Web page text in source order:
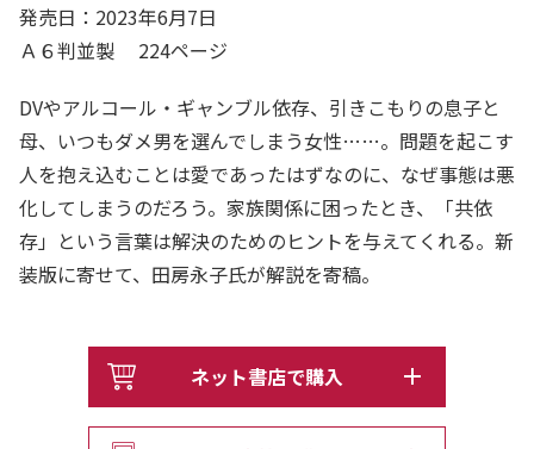
発売日：2023年6月7日
Ａ６判並製 224ページ
DVやアルコール・ギャンブル依存、引きこもりの息子と
母、いつもダメ男を選んでしまう女性……。問題を起こす
人を抱え込むことは愛であったはずなのに、なぜ事態は悪
化してしまうのだろう。家族関係に困ったとき、「共依
存」という言葉は解決のためのヒントを与えてくれる。新
装版に寄せて、田房永子氏が解説を寄稿。
ネット書店で購入